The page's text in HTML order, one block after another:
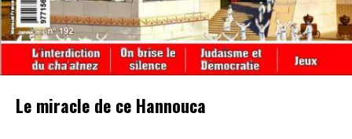
Le miracle de ce Hannouca